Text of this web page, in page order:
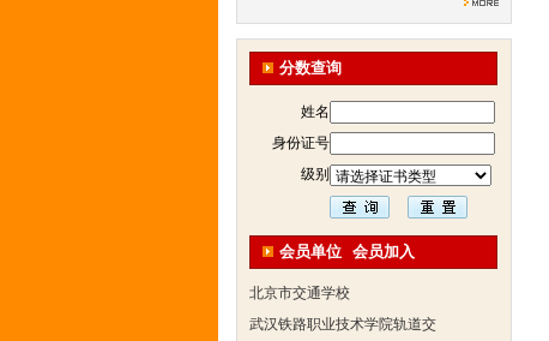
分数查询
姓名
身份证号
级别
会员单位 会员加入
西安三资职业学院
达诺巴特集团（中国）
欧姆龙自动化（中国）有限公
中铁隧道勘测设计院有限公司
克诺尔车辆设备（苏州）有限
深圳达实智能股份有限公司